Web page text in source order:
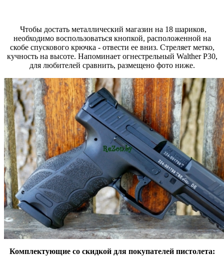
Чтобы достать металлический магазин на 18 шариков,
необходимо воспользоваться кнопкой, расположенной на
скобе спускового крючка - отвести ее вниз. Стреляет метко,
кучность на высоте. Напоминает огнестрельный Walther P30,
для любителей сравнить, размещено фото ниже.
Комплектующие со скидкой для покупателей пистолета: